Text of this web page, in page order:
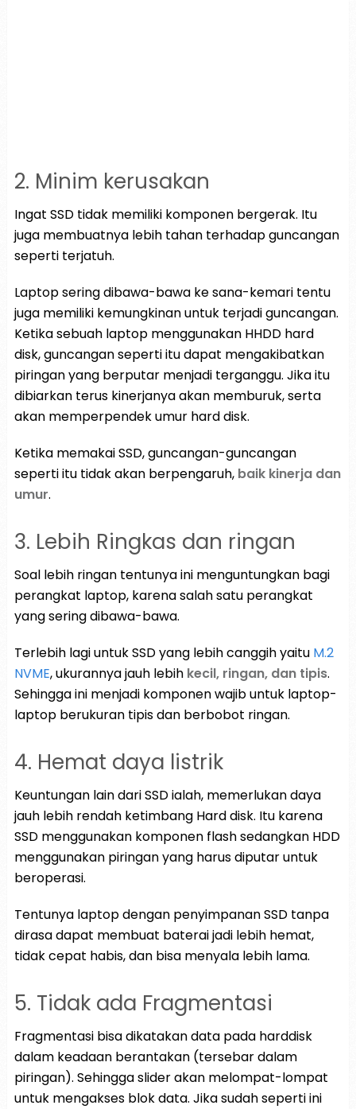
2. Minim kerusakan
Ingat SSD tidak memiliki komponen bergerak. Itu
juga membuatnya lebih tahan terhadap guncangan
seperti terjatuh.
Laptop sering dibawa-bawa ke sana-kemari tentu
juga memiliki kemungkinan untuk terjadi guncangan.
Ketika sebuah laptop menggunakan HHDD hard
disk, guncangan seperti itu dapat mengakibatkan
piringan yang berputar menjadi terganggu. Jika itu
dibiarkan terus kinerjanya akan memburuk, serta
akan memperpendek umur hard disk.
Ketika memakai SSD, guncangan-guncangan
seperti itu tidak akan berpengaruh, baik kinerja dan
umur.
3. Lebih Ringkas dan ringan
Soal lebih ringan tentunya ini menguntungkan bagi
perangkat laptop, karena salah satu perangkat
yang sering dibawa-bawa.
Terlebih lagi untuk SSD yang lebih canggih yaitu M.2
NVME, ukurannya jauh lebih kecil, ringan, dan tipis.
Sehingga ini menjadi komponen wajib untuk laptop-
laptop berukuran tipis dan berbobot ringan.
4. Hemat daya listrik
Keuntungan lain dari SSD ialah, memerlukan daya
jauh lebih rendah ketimbang Hard disk. Itu karena
SSD menggunakan komponen flash sedangkan HDD
menggunakan piringan yang harus diputar untuk
beroperasi.
Tentunya laptop dengan penyimpanan SSD tanpa
dirasa dapat membuat baterai jadi lebih hemat,
tidak cepat habis, dan bisa menyala lebih lama.
5. Tidak ada Fragmentasi
Fragmentasi bisa dikatakan data pada harddisk
dalam keadaan berantakan (tersebar dalam
piringan). Sehingga slider akan melompat-lompat
untuk mengakses blok data. Jika sudah seperti ini